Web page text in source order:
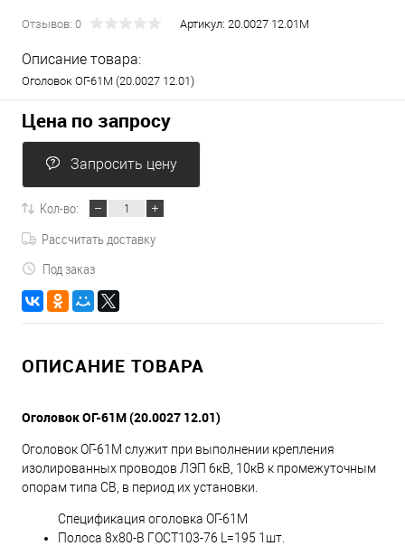
Отзывов: 0 Артикул: 20.0027 12.01М
Описание товара:
Оголовок ОГ-61М (20.0027 12.01)
Цена по запросу
Запросить цену
Кол-во:
Рассчитать доставку
Под заказ
ОПИСАНИЕ ТОВАРА
Оголовок ОГ-61М (20.0027 12.01)
Оголовок ОГ-61М служит при выполнении крепления
изолированных проводов ЛЭП 6кВ, 10кВ к промежуточным
опорам типа СВ, в период их установки.
Спецификация оголовка ОГ-61М
Полоса 8х80-В ГОСТ103-76 L=195 1шт.